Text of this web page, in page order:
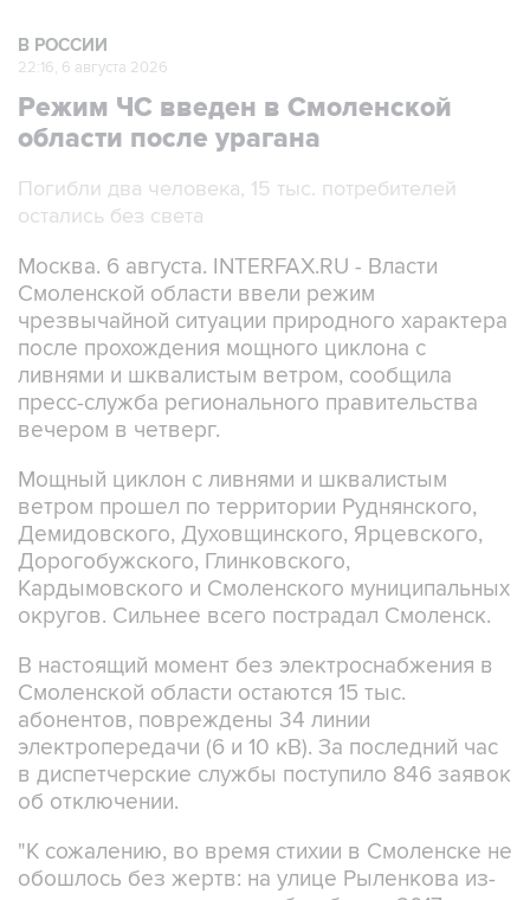
Режим ЧС введен в Смоленской
области после урагана
Погибли два человека, 15 тыс. потребителей
Москва. 6 августа. INTERFAX.RU - Власти
чрезвычайной ситуации природного характера
после прохождения мощного циклона с
ливнями и шквалистым ветром, сообщила
пресс-служба регионального правительства
вечером в четверг.
Мощный циклон с ливнями и шквалистым
Демидовского, Духовщинского, Ярцевского,
Дорогобужского, Глинковского,
Кардымовского и Смоленского муниципальных
округов. Сильнее всего пострадал Смоленск.
В настоящий момент без электроснабжения в
абонентов, повреждены 34 линии
электропередачи (6 и 10 кВ). За последний час
в диспетчерские службы поступило 846 заявок
об отключении.
"К сожалению, во время стихии в Смоленске не
за упавшего дерева погиб ребенок 2017 года
рождения, а в Лопатинском саду - женщина